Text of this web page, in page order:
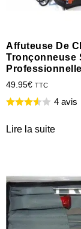
Affuteuse De
Tronçonneuse
Professionnelle
49.95€ TTC
4 avis
Lire la suite